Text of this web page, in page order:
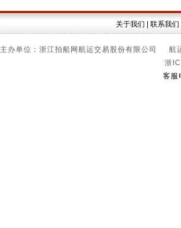
关于我们 联系我们
主办单位：浙江拍船网航运交易股份有限公司
浙
客服